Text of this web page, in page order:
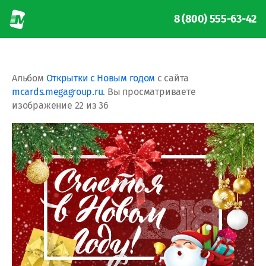
8 (800) 555-63-42
Альбом Открытки с Новым годом с сайта
mcards.megagroup.ru. Вы просматриваете
изображение 22 из 36